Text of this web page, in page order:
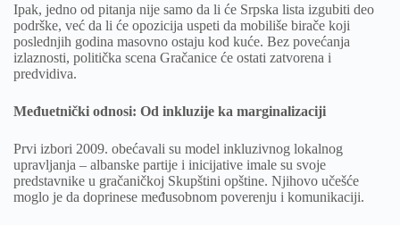
Ipak, jedno od pitanja nije samo da li će Srpska lista izgubiti deo
podrške, već da li će opozicija uspeti da mobiliše birače koji
poslednjih godina masovno ostaju kod kuće. Bez povećanja
izlaznosti, politička scena Gračanice će ostati zatvorena i
predvidiva.
Međuetnički odnosi: Od inkluzije ka marginalizaciji
Prvi izbori 2009. obećavali su model inkluzivnog lokalnog
upravljanja – albanske partije i inicijative imale su svoje
predstavnike u gračaničkoj Skupštini opštine. Njihovo učešće
moglo je da doprinese međusobnom poverenju i komunikaciji.